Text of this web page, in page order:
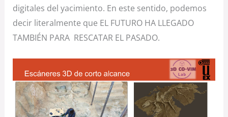
digitales del yacimiento. En este sentido, podemos
decir literalmente que EL FUTURO HA LLEGADO
TAMBIÉN PARA RESCATAR EL PASADO.